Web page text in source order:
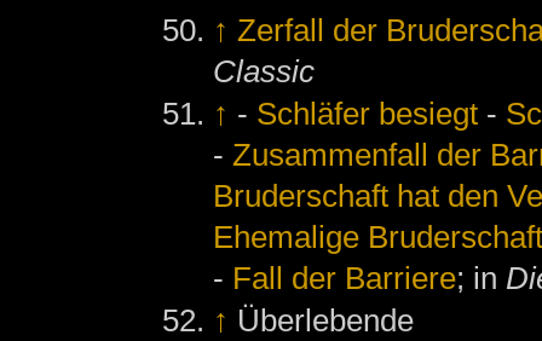
↑ Zerfall der
Classic
↑ - Schläfer besiegt -
-Zusammenfall der
Bruderschaft hat den
Ehemalige
- Fall der Barriere; in
↑ Überlebende